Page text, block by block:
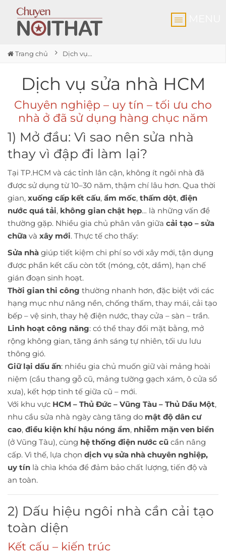
Trang chủ Dịch vụ sửa nhà HCM
Dịch vụ sửa nhà HCM
Chuyên nghiệp – uy tín – tối ưu cho
nhà ở đã sử dụng hàng chục năm
1) Mở đầu: Vì sao nên sửa nhà
thay vì đập đi làm lại?
Tại TP.HCM và các tỉnh lân cận, không ít ngôi nhà đã
được sử dụng từ 10–30 năm, thậm chí lâu hơn. Qua thời
gian, xuống cấp kết cấu, ẩm mốc, thấm dột, điện
nước quá tải, không gian chật hẹp… là những vấn đề
thường gặp. Nhiều gia chủ phân vân giữa cải tạo – sửa
chữa và xây mới. Thực tế cho thấy:
Sửa nhà giúp tiết kiệm chi phí so với xây mới, tận dụng
được phần kết cấu còn tốt (móng, cột, dầm), hạn chế
gián đoạn sinh hoạt.
Thời gian thi công thường nhanh hơn, đặc biệt với các
hạng mục như nâng nền, chống thấm, thay mái, cải tạo
bếp – vệ sinh, thay hệ điện nước, thay cửa – sàn – trần.
Linh hoạt công năng: có thể thay đổi mặt bằng, mở
rộng không gian, tăng ánh sáng tự nhiên, tối ưu lưu
thông gió.
Giữ lại dấu ấn: nhiều gia chủ muốn giữ vài mảng hoài
niệm (cầu thang gỗ cũ, mảng tường gạch xám, ô cửa sổ
xưa), kết hợp tinh tế giữa cũ – mới.
Với khu vực HCM – Thủ Đức – Vũng Tàu – Thủ Dầu Một,
nhu cầu sửa nhà ngày càng tăng do mật độ dân cư
cao, điều kiện khí hậu nóng ẩm, nhiễm mặn ven biển
(ở Vũng Tàu), cùng hệ thống điện nước cũ cần nâng
cấp. Vì thế, lựa chọn dịch vụ sửa nhà chuyên nghiệp,
uy tín là chìa khóa để đảm bảo chất lượng, tiến độ và
an toàn.
2) Dấu hiệu ngôi nhà cần cải tạo
toàn diện
Kết cấu – kiến trúc